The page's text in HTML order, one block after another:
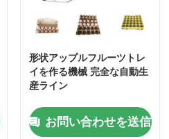
形状アップルフルーツトレ
イを作る機械 完全な自動生
産ライン
お問い合わせを送信